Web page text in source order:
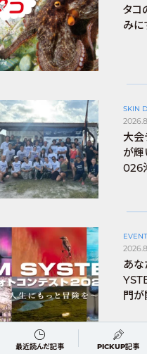
タコ
みに
SKIN
大会
が輝
026
EVENT
あな
門が
最近読んだ記事 PICKUP記事